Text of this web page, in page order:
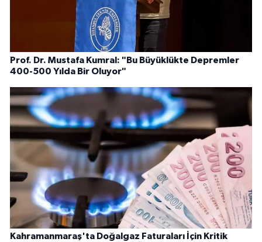
Prof. Dr. Mustafa Kumral: "Bu Büyüklükte Depremler
400-500 Yılda Bir Oluyor"
Kahramanmaraş'ta Doğalgaz Faturaları İçin Kritik